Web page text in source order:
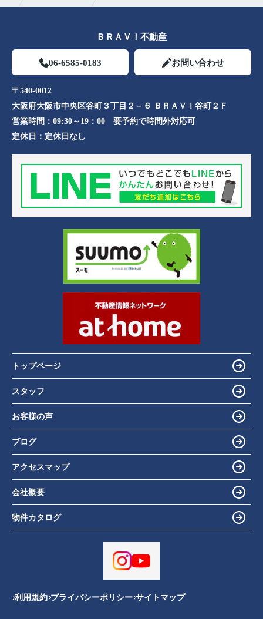
ＢＲＡＶＩ不動産
06-6585-0183 お問い合わせ
〒540-0012
大阪府大阪市中央区谷町３丁目２－６ ＢＲＡＶＩ谷町２Ｆ
営業時間： 09:30～19：00 要予約で時間外対応可
定休日： 定休日なし
トップページ
スタッフ
お客様の声
ブログ
アクセスマップ
会社概要
物件カタログ
利用規約 プライバシーポリシー サイトマップ